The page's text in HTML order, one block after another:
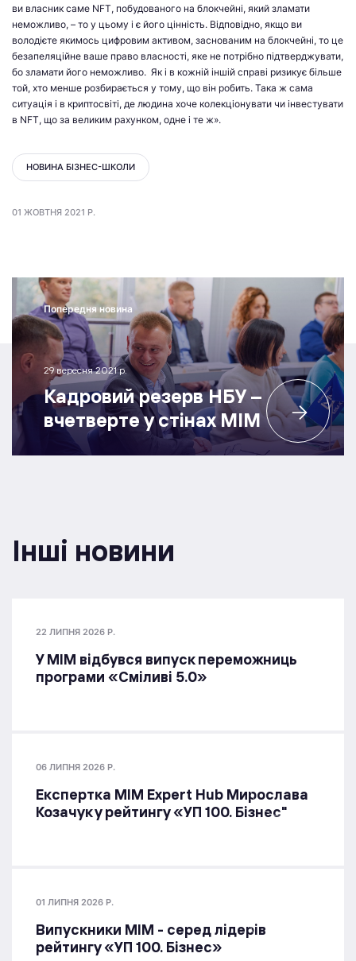
ви власник саме NFT, побудованого на блокчейні, який зламати
неможливо, – то у цьому і є його цінність. Відповідно, якщо ви
володієте якимось цифровим активом, заснованим на блокчейні, то це
безапеляційне ваше право власності, яке не потрібно підтверджувати,
бо зламати його неможливо. Як і в кожній іншій справі ризикує більше
той, хто менше розбирається у тому, що він робить. Така ж сама
ситуація і в криптосвіті, де людина хоче колекціонувати чи інвестувати
в NFT, що за великим рахунком, одне і те ж».
НОВИНА БІЗНЕС-ШКОЛИ
01 ЖОВТНЯ 2021 Р.
Попередня новина
29 вересня 2021 р.
Кадровий резерв НБУ –
вчетверте у стінах МІМ
Інші новини
22 ЛИПНЯ 2026 Р.
У МІМ відбувся випуск переможниць
програми «Сміливі 5.0»
06 ЛИПНЯ 2026 Р.
Експертка MIM Expert Hub Мирослава
Козачук у рейтингу «УП 100. Бізнес"
01 ЛИПНЯ 2026 Р.
Випускники МІМ - серед лідерів
рейтингу «УП 100. Бізнес»